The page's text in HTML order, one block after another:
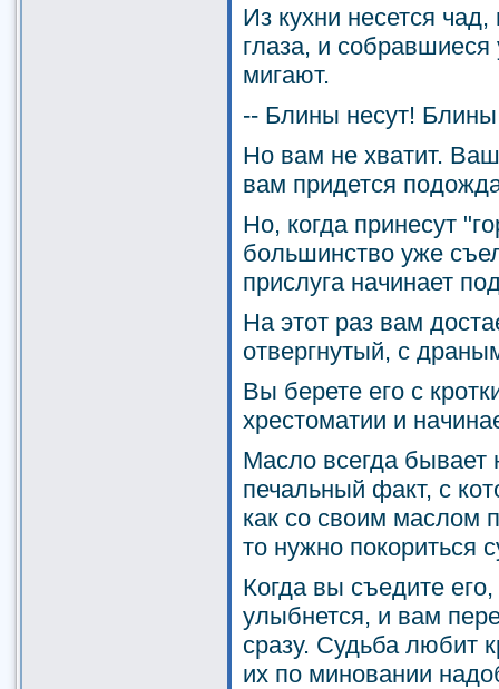
Из кухни несется
глаза, и собравшиеся
мигают.
-- Блины несут! Блины
Но вам не хватит.
вам придется
Но, когда принесут
большинство уже
прислуга начинает
На этот раз вам
отвергнутый, с
Вы берете его с
хрестоматии и
Масло всегда бывает
печальный факт, с
как со своим маслом
то нужно покориться
Когда вы съедите
улыбнется, и вам
сразу. Судьба любит
их по миновании